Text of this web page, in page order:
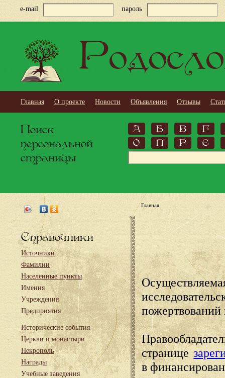
e-mail пароль
Главная О проекте Новости Объявления Отзывы
Поиск
персональной
страницы
А Б В
Г
О
П Р С
Справочники
Источники
Фамилии
Населенные пункты
Имения
Учреждения
Предприятия
Исторические события
Церкви и монастыри
Некрополь
Награды
Учебные заведения
Главная
пожертвований
странице
в